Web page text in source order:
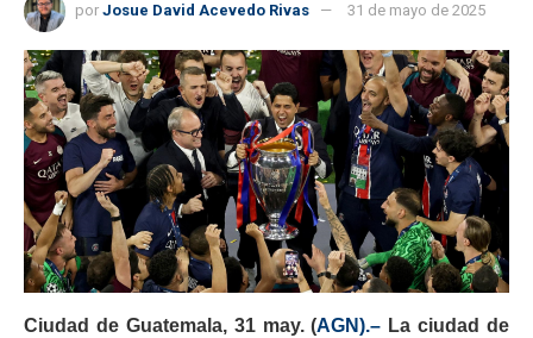
por Josue David Acevedo Rivas 31 de mayo de 2025
Ciudad de Guatemala, 31 may. (AGN).– La ciudad de